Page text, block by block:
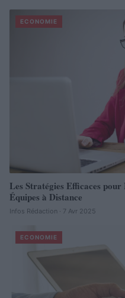
ECONOMIE
Les Stratégies Efficaces
Équipes à Distance
Infos Rédaction · 7 Avr 2025
ECONOMIE